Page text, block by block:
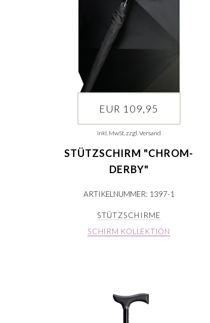
EUR 109,95
inkl. MwSt. zzgl. Versand
STÜTZSCHIRM "CHROM-
DERBY"
ARTIKELNUMMER: 1397-1
STÜTZSCHIRME
SCHIRM KOLLEKTION